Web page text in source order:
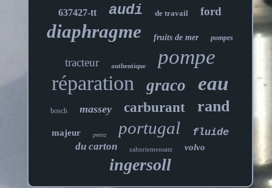
637427-tt audi de travail ford
diaphragme fruits de mer pompes
tracteur authentique pompe
réparation graco eau
bosch massey carburant rand
majeur penta portugal
fluide
du carton
zahnriemensatz volvo
ingersoll